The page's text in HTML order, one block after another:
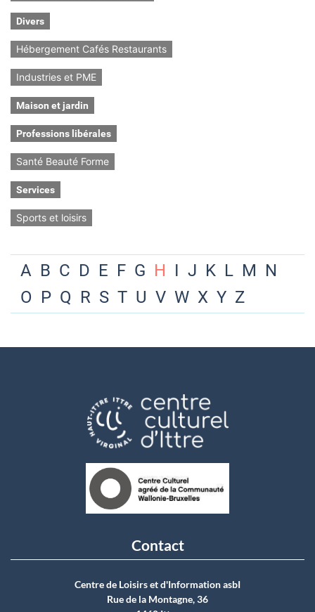
Divers
Hébergement Cafés Restaurants
Industries et PME
Maison et jardin
Professions libérales
Santé Beauté Forme
Services
Sports et loisirs
A B C D E F G H I J K L M N
O P Q R S T U V W X Y Z
Contact
Centre de Loisirs et d'Information asbI
Rue de la Montagne, 36